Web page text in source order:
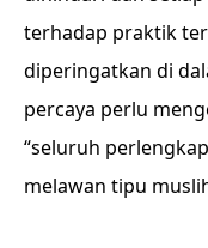
terhadap praktik
diperingatkan di
percaya perlu
“seluruh
melawan tipu